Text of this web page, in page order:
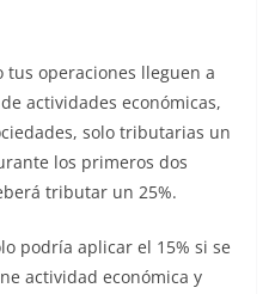
tus operaciones lleguen a
actividades económicas,
solo tributarias un
los primeros dos
tributar un 25%.
podría aplicar el 15% si se
actividad económica y